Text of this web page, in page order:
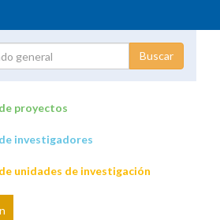
proyectos
investigadores
unidades de investigación